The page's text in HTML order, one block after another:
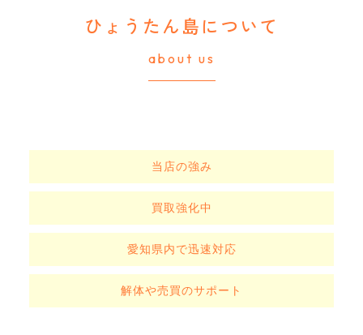
ひょうたん島について
about us
当店の強み
買取強化中
愛知県内で迅速対応
解体や売買のサポート